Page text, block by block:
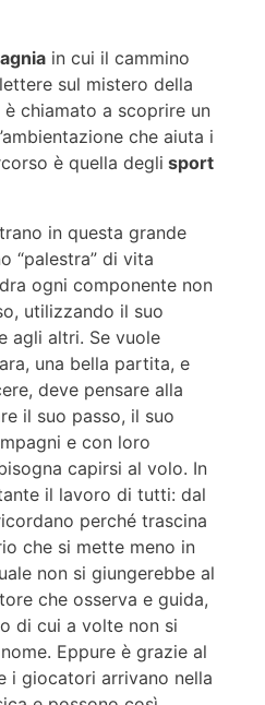
in cui il cammino
sul mistero della
chiamato a scoprire un
che aiuta i
è quella degli sport
in questa grande
“palestra” di vita
ogni componente non
utilizzando il suo
agli altri. Se vuole
una bella partita, e
deve pensare alla
il suo passo, il suo
e con loro
capirsi al volo. In
il lavoro di tutti: dal
perché trascina
che si mette meno in
non si giungerebbe al
che osserva e guida,
di cui a volte non si
Eppure è grazie al
i giocatori arrivano nella